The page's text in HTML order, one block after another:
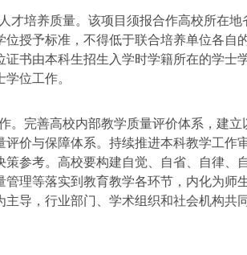
培养质量。该项目须报合作高校所在地
授予标准，不得低于联合培养单位各自
书由本科生招生入学时学籍所在的学士
位工作。
完善高校内部教学质量评价体系，建立
价与保障体系。持续推进本科教学工作
参考。高校要构建自觉、自省、自律、
理等落实到教育教学各环节，内化为师
导，行业部门、学术组织和社会机构共